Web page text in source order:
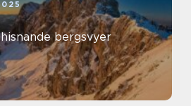
bergsvyer